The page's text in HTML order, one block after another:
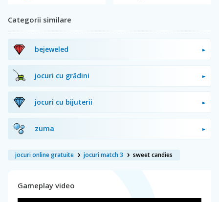
Categorii similare
bejeweled
jocuri cu grădini
jocuri cu bijuterii
zuma
jocuri online gratuite jocuri match 3 sweet candies
Gameplay video